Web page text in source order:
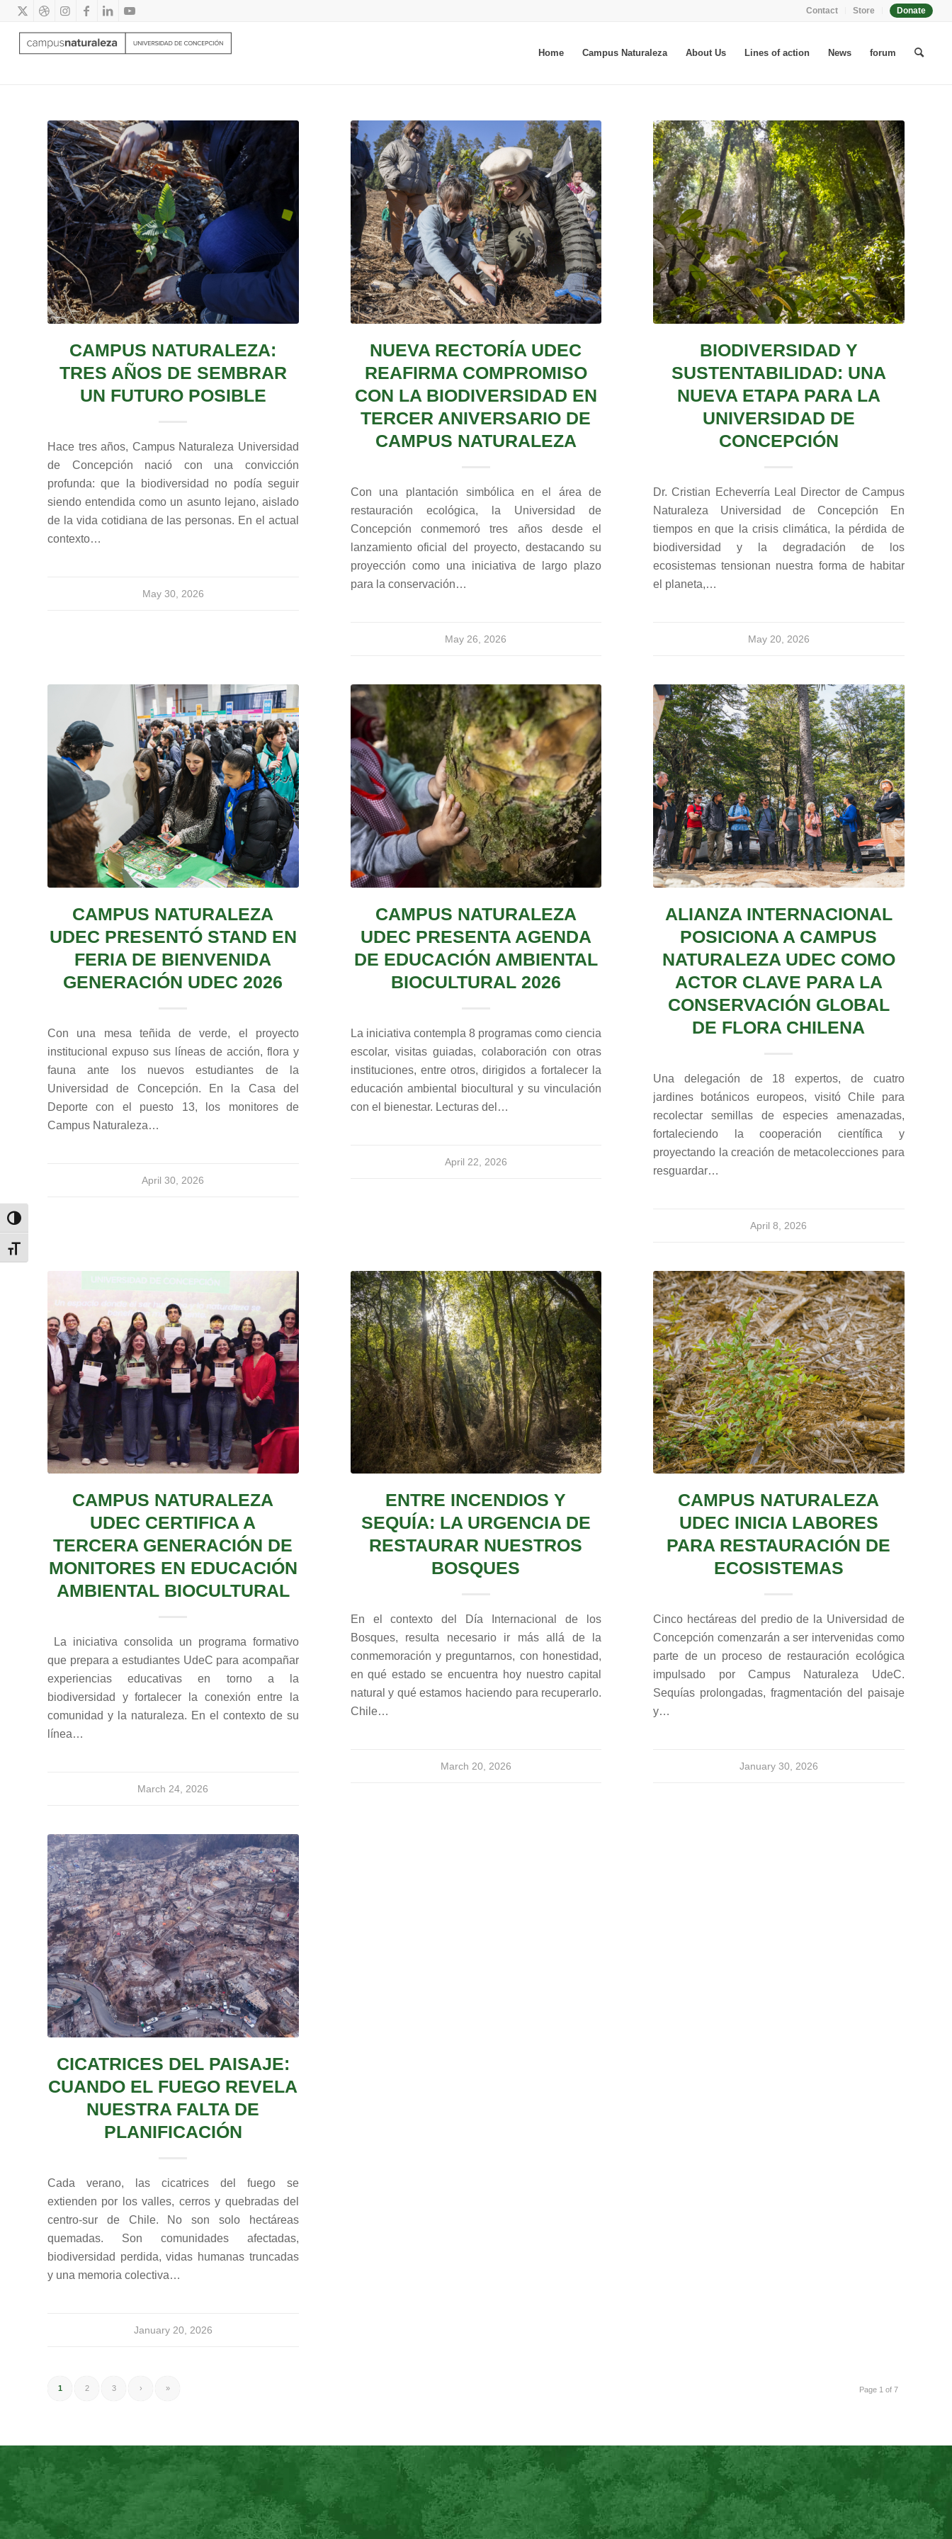
Toggle High Contrast
Toggle Font size
Contact Store Donate
Home Campus Naturaleza About Us Lines of action News forum
CAMPUS NATURALEZA:
TRES AÑOS DE SEMBRAR
UN FUTURO POSIBLE
Hace tres años, Campus Naturaleza Universidad
de Concepción nació con una convicción
profunda: que la biodiversidad no podía seguir
siendo entendida como un asunto lejano, aislado
de la vida cotidiana de las personas. En el actual
contexto…
May 30, 2026
NUEVA RECTORÍA UDEC
REAFIRMA COMPROMISO
CON LA BIODIVERSIDAD EN
TERCER ANIVERSARIO DE
CAMPUS NATURALEZA
Con una plantación simbólica en el área de
restauración ecológica, la Universidad de
Concepción conmemoró tres años desde el
lanzamiento oficial del proyecto, destacando su
proyección como una iniciativa de largo plazo
para la conservación…
May 26, 2026
BIODIVERSIDAD Y
SUSTENTABILIDAD: UNA
NUEVA ETAPA PARA LA
UNIVERSIDAD DE
CONCEPCIÓN
Dr. Cristian Echeverría Leal Director de Campus
Naturaleza Universidad de Concepción En
tiempos en que la crisis climática, la pérdida de
biodiversidad y la degradación de los
ecosistemas tensionan nuestra forma de habitar
el planeta,…
May 20, 2026
CAMPUS NATURALEZA
UDEC PRESENTÓ STAND EN
FERIA DE BIENVENIDA
GENERACIÓN UDEC 2026
Con una mesa teñida de verde, el proyecto
institucional expuso sus líneas de acción, flora y
fauna ante los nuevos estudiantes de la
Universidad de Concepción. En la Casa del
Deporte con el puesto 13, los monitores de
Campus Naturaleza…
April 30, 2026
CAMPUS NATURALEZA
UDEC PRESENTA AGENDA
DE EDUCACIÓN AMBIENTAL
BIOCULTURAL 2026
La iniciativa contempla 8 programas como ciencia
escolar, visitas guiadas, colaboración con otras
instituciones, entre otros, dirigidos a fortalecer la
educación ambiental biocultural y su vinculación
con el bienestar. Lecturas del…
April 22, 2026
ALIANZA INTERNACIONAL
POSICIONA A CAMPUS
NATURALEZA UDEC COMO
ACTOR CLAVE PARA LA
CONSERVACIÓN GLOBAL
DE FLORA CHILENA
Una delegación de 18 expertos, de cuatro
jardines botánicos europeos, visitó Chile para
recolectar semillas de especies amenazadas,
fortaleciendo la cooperación científica y
proyectando la creación de metacolecciones para
resguardar…
April 8, 2026
CAMPUS NATURALEZA
UDEC CERTIFICA A
TERCERA GENERACIÓN DE
MONITORES EN EDUCACIÓN
AMBIENTAL BIOCULTURAL
La iniciativa consolida un programa formativo
que prepara a estudiantes UdeC para acompañar
experiencias educativas en torno a la
biodiversidad y fortalecer la conexión entre la
comunidad y la naturaleza. En el contexto de su
línea…
March 24, 2026
ENTRE INCENDIOS Y
SEQUÍA: LA URGENCIA DE
RESTAURAR NUESTROS
BOSQUES
En el contexto del Día Internacional de los
Bosques, resulta necesario ir más allá de la
conmemoración y preguntarnos, con honestidad,
en qué estado se encuentra hoy nuestro capital
natural y qué estamos haciendo para recuperarlo.
Chile…
March 20, 2026
CAMPUS NATURALEZA
UDEC INICIA LABORES
PARA RESTAURACIÓN DE
ECOSISTEMAS
Cinco hectáreas del predio de la Universidad de
Concepción comenzarán a ser intervenidas como
parte de un proceso de restauración ecológica
impulsado por Campus Naturaleza UdeC.
Sequías prolongadas, fragmentación del paisaje
y…
January 30, 2026
CICATRICES DEL PAISAJE:
CUANDO EL FUEGO REVELA
NUESTRA FALTA DE
PLANIFICACIÓN
Cada verano, las cicatrices del fuego se
extienden por los valles, cerros y quebradas del
centro-sur de Chile. No son solo hectáreas
quemadas. Son comunidades afectadas,
biodiversidad perdida, vidas humanas truncadas
y una memoria colectiva…
January 20, 2026
Page 1 of 7
1 2 3 › »